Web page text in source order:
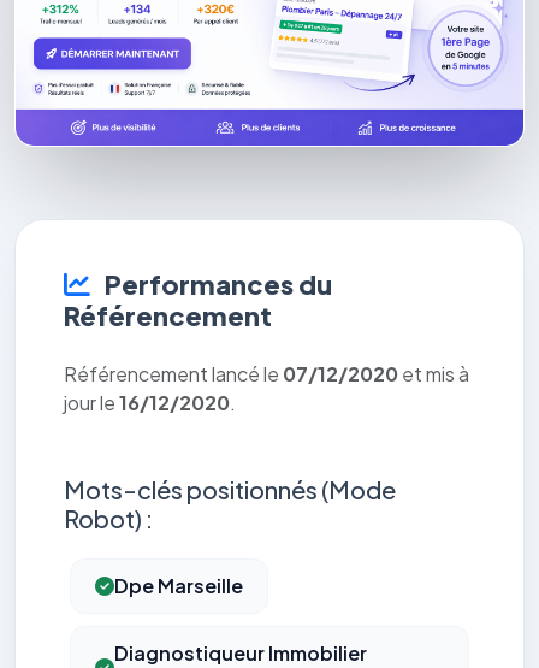
Performances du
Référencement
Référencement lancé le 07/12/2020 et mis à
jour le16/12/2020.
Mots-clés positionnés (Mode
Robot) :
Dpe Marseille
Diagnostiqueur Immobilier